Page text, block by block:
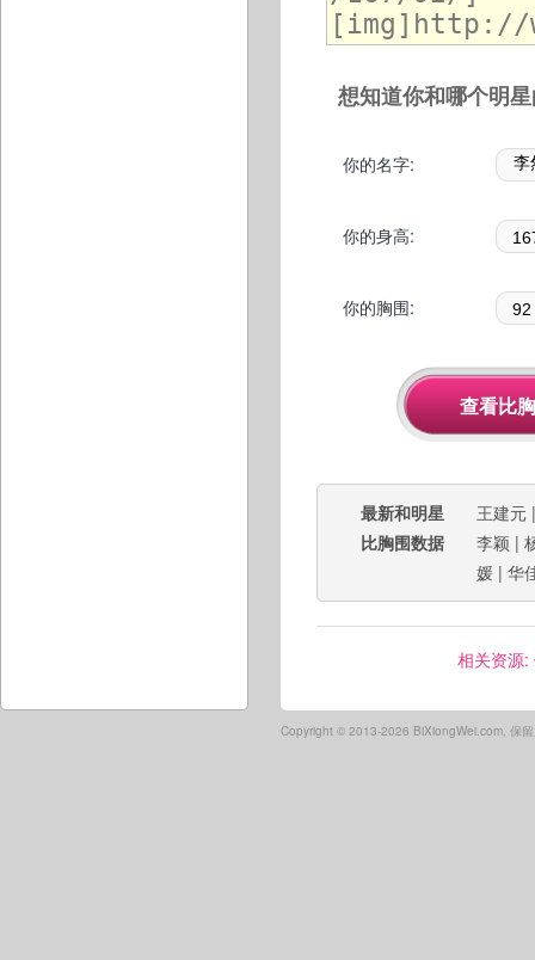
想知道你和哪个明
你的名字:
你的身高:
你的胸围:
最新和明星
比胸围数据
王建元
李颖 |
媛 | 华
相关资源:
Copyright © 2013-2026 BiXiongWei.com, 保